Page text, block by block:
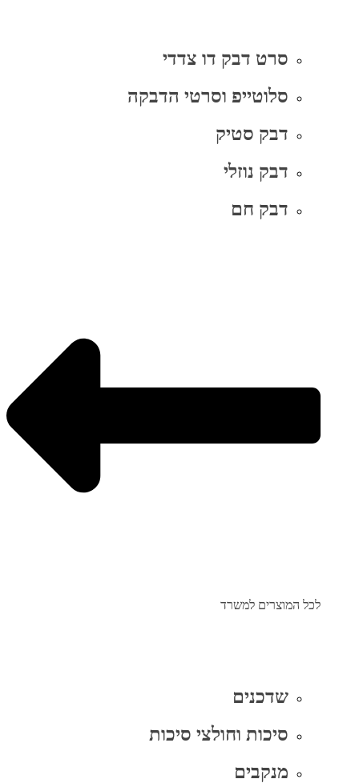
סרט דבק דו צדדי
סלוטייפ וסרטי הדבקה
דבק סטיק
דבק נוזלי
דבק חם
לכל המוצרים למשרד
שדכנים
סיכות וחולצי סיכות
מנקבים